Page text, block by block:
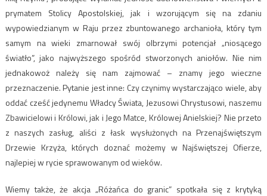
prymatem Stolicy Apostolskiej, jak i wzorującym się na zdaniu
wypowiedzianym w Raju przez zbuntowanego archanioła, który tym
samym na wieki zmarnował swój olbrzymi potencjał „niosącego
światło”, jako najwyższego spośród stworzonych aniołów. Nie nim
jednakowoż należy się nam zajmować – znamy jego wieczne
przeznaczenie. Pytanie jest inne: Czy czynimy wystarczająco wiele, aby
oddać cześć jedynemu Władcy Świata, Jezusowi Chrystusowi, naszemu
Zbawicielowi i Królowi, jak i Jego Matce, Królowej Anielskiej? Nie przeto
z naszych zasług, aliści z łask wysłużonych na Przenajświętszym
Drzewie Krzyża, których doznać możemy w Najświętszej Ofierze,
najlepiej w rycie sprawowanym od wieków.
Wiemy także, że akcja „Różańca do granic” spotkała się z krytyką